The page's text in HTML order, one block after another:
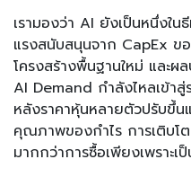
เรามองว่า AI ยังเป็นหนึ่งใน
แรงสนับสนุนจาก CapEx ข
โครงสร้างพื้นฐานใหม่ และผ
AI Demand กำลังไหลเข้า
หลังราคาหุ้นหลายตัวปรับขึ้น
คุณภาพของกำไร การเติบโ
มากกว่าการซื้อเพียงเพราะเ